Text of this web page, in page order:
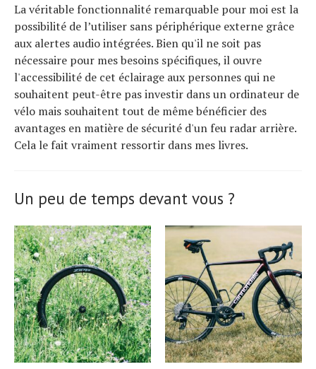
La véritable fonctionnalité remarquable pour moi est la
possibilité de l’utiliser sans périphérique externe grâce
aux alertes audio intégrées. Bien qu'il ne soit pas
nécessaire pour mes besoins spécifiques, il ouvre
l'accessibilité de cet éclairage aux personnes qui ne
souhaitent peut-être pas investir dans un ordinateur de
vélo mais souhaitent tout de même bénéficier des
avantages en matière de sécurité d'un feu radar arrière.
Cela le fait vraiment ressortir dans mes livres.
Un peu de temps devant vous ?